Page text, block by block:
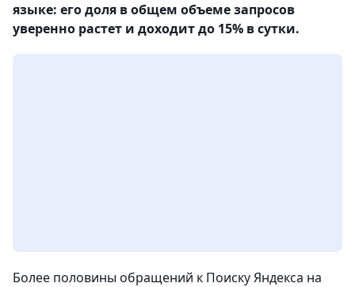
языке: его доля в общем объеме запросов
уверенно растет и доходит до 15% в сутки.
Более половины обращений к Поиску Яндекса на